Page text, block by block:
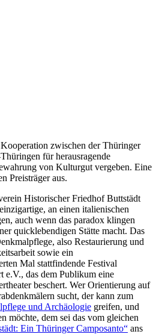
zwischen der Thüringer
für herausragende
von Kulturgut vergeben. Eine
Preisträger aus.
Historischer Friedhof Buttstädt
an einen italienischen
auch wenn das paradox klingen
quicklebendigen Stätte macht. Das
also Restaurierung und
sowie ein
Mal stattfindende Festival
e.V., das dem Publikum eine
beschert. Wer Orientierung auf
sucht, der kann zum
und Archäologie greifen, und
möchte, dem sei das vom gleichen
Ein Thüringer Camposanto“ ans